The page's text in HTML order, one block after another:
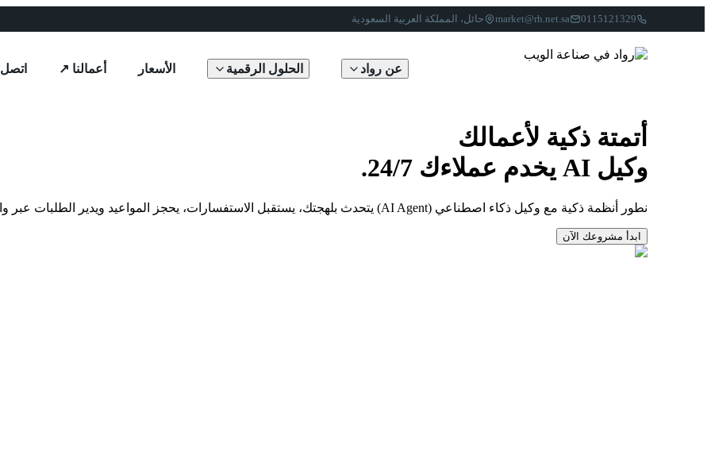
0115121329
market@rh.net.sa حائل، المملكة العربية السعودية
عن رواد الحلول الرقمية الأسعار أعمالنا ↗ اتصل
أتمتة ذكية لأعمالك
وكيل AI يخدم عملاءك 24/7.
نطور أنظمة ذكية مع وكيل ذكاء اصطناعي (AI Agent) يتحدث بلهجتك، يستقبل الاستفسارات، يحجز المواعيد ويدير الطلبات عبر واتساب — على مدار الساعة.
ابدأ مشروعك الآن